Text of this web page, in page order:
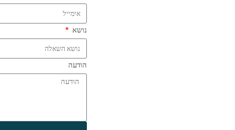
נושא
הודעה